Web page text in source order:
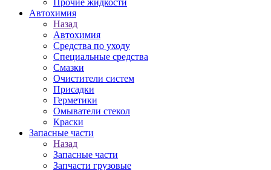
Автохимия
Назад
Автохимия
Средства по уходу
Специальные средства
Смазки
Очистители систем
Присадки
Герметики
Омыватели стекол
Краски
Запасные части
Назад
Запасные части
Запчасти грузовые